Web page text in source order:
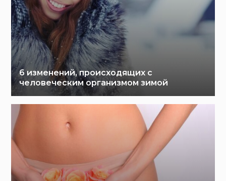
6 изменений, происходящих с
человеческим организмом зимой